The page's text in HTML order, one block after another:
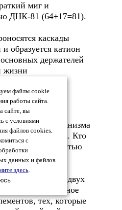
миг и
ДНК-81 (64+17=81).
каскады
образуется катион
держателей
жизни
ДНК-64 и
гибкую
организма
человека. Кто
и полностью
пульсация двух
и совместное
тех, которые
файлы cookie
работы сайта.
сайте, вы
с условиями
файлов cookies.
с
данных и файлов
здесь.